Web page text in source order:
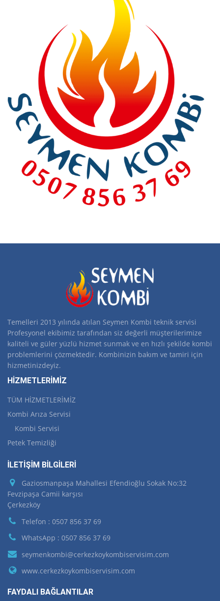
Temelleri 2013 yılında atılan Seymen Kombi teknik servisi
Profesyonel ekibimiz tarafından siz değerli müşterilerimize
kaliteli ve güler yüzlü hizmet sunmak ve en hızlı şekilde kombi
problemlerini çözmektedir. Kombinizin bakım ve tamiri için
hizmetinizdeyiz.
HİZMETLERİMİZ
TÜM HİZMETLERİMİZ
Kombi Arıza Servisi
Kombi Servisi
Petek Temizliği
İLETİŞİM BİLGİLERİ
Gaziosmanpaşa Mahallesi Efendioğlu Sokak No:32
Fevzipaşa Camii karşısı
Çerkezköy
Telefon : 0507 856 37 69
WhatsApp : 0507 856 37 69
seymenkombi@cerkezkoykombiservisim.com
www.cerkezkoykombiservisim.com
FAYDALI BAĞLANTILAR